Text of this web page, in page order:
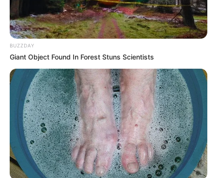
ALCALDE DE CARTAGENA
Alcaldía de Cartagena
suspende socializaciones
SAN CRISTÓBAL
Formulan cargos a
funcionaria de Secretaria
de Educación de
Cartagena por vigilancia
del PAE
SAN CRISTÓBAL
BUZZDAY
Giant Object Found In Forest Stuns Scientists